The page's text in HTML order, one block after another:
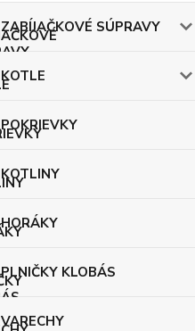
ZABÍJAČKOVÉ SÚPRAVY
KOTLE
POKRIEVKY
KOTLINY
HORÁKY
PLNIČKY KLOBÁS
VARECHY